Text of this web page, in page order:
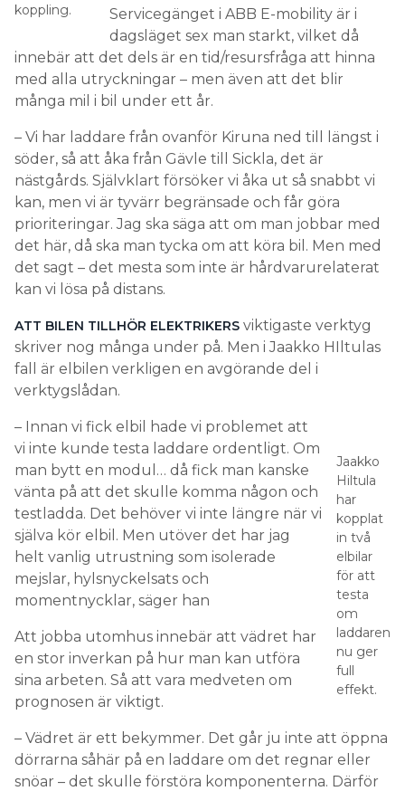
koppling.
Servicegänget i ABB E-mobility är i
dagsläget sex man starkt, vilket då
innebär att det dels är en tid/resursfråga att hinna
med alla utryckningar – men även att det blir
många mil i bil under ett år.
– Vi har laddare från ovanför Kiruna ned till längst i
söder, så att åka från Gävle till Sickla, det är
nästgårds. Självklart försöker vi åka ut så snabbt vi
kan, men vi är tyvärr begränsade och får göra
prioriteringar. Jag ska säga att om man jobbar med
det här, då ska man tycka om att köra bil. Men med
det sagt – det mesta som inte är hårdvarurelaterat
kan vi lösa på distans.
ATT BILEN TILLHÖR ELEKTRIKERS viktigaste verktyg
skriver nog många under på. Men i Jaakko HIltulas
fall är elbilen verkligen en avgörande del i
verktygslådan.
Jaakko
Hiltula
har
kopplat
in två
elbilar
för att
testa
om
laddaren
nu ger
full
effekt.
– Innan vi fick elbil hade vi problemet att
vi inte kunde testa laddare ordentligt. Om
man bytt en modul… då fick man kanske
vänta på att det skulle komma någon och
testladda. Det behöver vi inte längre när vi
själva kör elbil. Men utöver det har jag
helt vanlig utrustning som isolerade
mejslar, hylsnyckelsats och
momentnycklar, säger han
Att jobba utomhus innebär att vädret har
en stor inverkan på hur man kan utföra
sina arbeten. Så att vara medveten om
prognosen är viktigt.
– Vädret är ett bekymmer. Det går ju inte att öppna
dörrarna såhär på en laddare om det regnar eller
snöar – det skulle förstöra komponenterna. Därför